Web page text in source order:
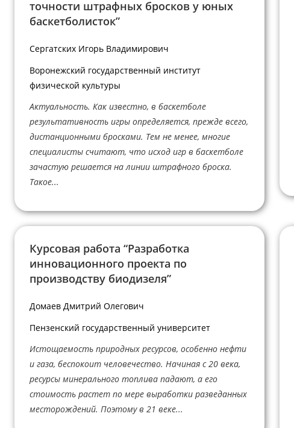
точности штрафных бросков у юных
баскетболисток”
Сергатских Игорь Владимирович
Воронежский государственный институт
физической культуры
Актуальность. Как известно, в баскетболе
результативность игры определяется, прежде всего,
дистанционными бросками. Тем не менее, многие
специалисты считают, что исход игр в баскетболе
зачастую решается на линии штрафного броска.
Такое...
Курсовая работа “Разработка
инновационного проекта по
производству биодизеля”
Домаев Дмитрий Олегович
Пензенский государственный университет
Истощаемость природных ресурсов, особенно нефти
и газа, беспокоит человечество. Начиная с 20 века,
ресурсы минерального топлива падают, а его
стоимость растет по мере выработки разведанных
месторождений. Поэтому в 21 веке...